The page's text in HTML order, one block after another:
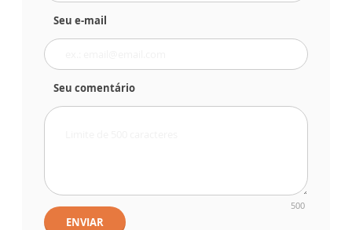
Seu e-mail
Seu comentário
500
ENVIAR